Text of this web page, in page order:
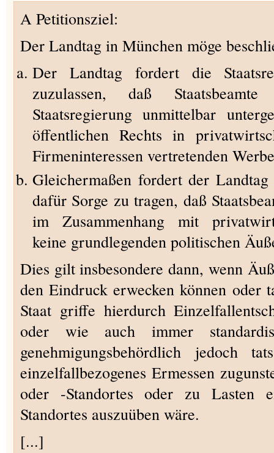
A Petitionsziel:
Der Landtag in München möge
Der Landtag fordert die
zuzulassen, daß
Staatsregierung unmittelbar
öffentlichen Rechts in
Firmeninteressen vertretenden
Gleichermaßen fordert der
dafür Sorge zu tragen, daß
im Zusammenhang mit
keine grundlegenden politischen
Dies gilt insbesondere dann, wenn
den Eindruck erwecken können oder
Staat griffe hierdurch
oder wie auch immer
genehmigungsbehördlich jedoch
einzelfallbezogenes Ermessen
oder -Standortes oder zu Lasten
Standortes auszuüben wäre.
[...]